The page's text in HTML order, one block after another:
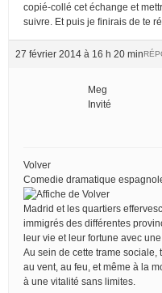
copié-collé cet échange et
suivre. Et puis je finirais de te
27 février 2014 à 16 h 20 min
Meg
Invité
Volver
Comedie dramatique
Madrid et les quartiers
immigrés des différentes
leur vie et leur fortune avec
Au sein de cette trame
au vent, au feu, et même à la
à une vitalité sans limites.